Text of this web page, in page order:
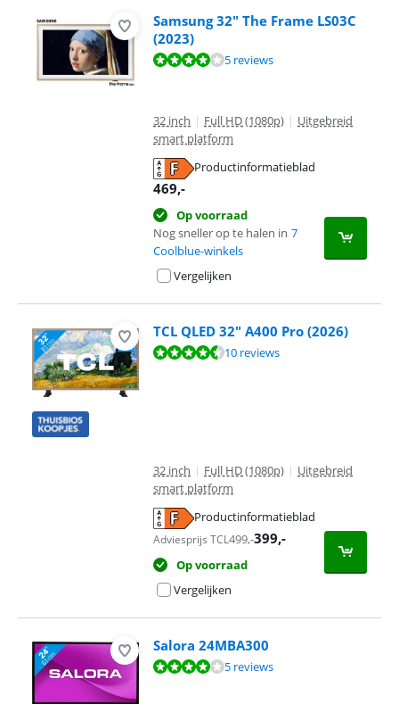
Samsung 32" The Frame LS03C
(2023)
Beoordeling is 7,7 van de 10, gebaseerd op 5 reviews.
5 reviews
32 inch | Full HD (1080p) | Uitgebreid
smart platform
Productinformatieblad
469,-
Op voorraad
Nog sneller op te halen in 7
Coolblue-winkels
Vergelijken
TCL QLED 32" A400 Pro (2026)
Beoordeling is 8,5 van de 10, gebaseerd op 10 reviews.
10 reviews
32 inch | Full HD (1080p) | Uitgebreid
smart platform
Productinformatieblad
Adviesprijs TCL499,-399,-
Op voorraad
Vergelijken
Salora 24MBA300
Beoordeling is 8,2 van de 10, gebaseerd op 5 reviews.
5 reviews